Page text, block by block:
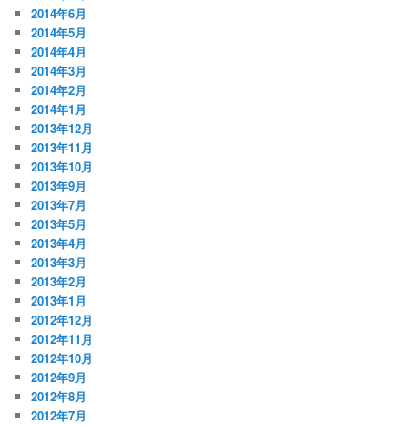
2014年6月
2014年5月
2014年4月
2014年3月
2014年2月
2014年1月
2013年12月
2013年11月
2013年10月
2013年9月
2013年7月
2013年5月
2013年4月
2013年3月
2013年2月
2013年1月
2012年12月
2012年11月
2012年10月
2012年9月
2012年8月
2012年7月